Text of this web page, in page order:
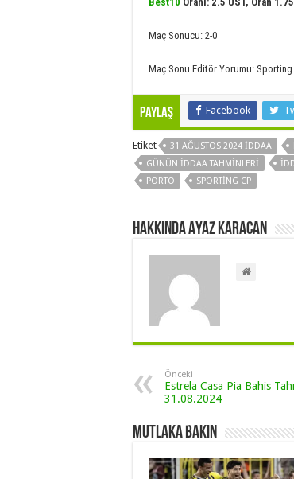
Maç Sonucu: 2-0
Maç Sonu Editör Yorumu: Sporting
Paylaş Facebook
Etiket 31 AĞUSTOS 2024 İDDAA
GÜNÜN IDDAA TAHMINLERI
PORTO
SPORTING CP
Hakkında Ayaz Karacan
Önceki
Estrela Casa Pia Bahis
31.08.2024
Mutlaka Bakın